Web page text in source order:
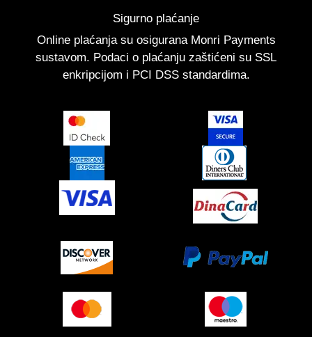
Sigurno plaćanje
Online plaćanja su osigurana Monri Payments
sustavom. Podaci o plaćanju zaštićeni su SSL
enkripcijom i PCI DSS standardima.